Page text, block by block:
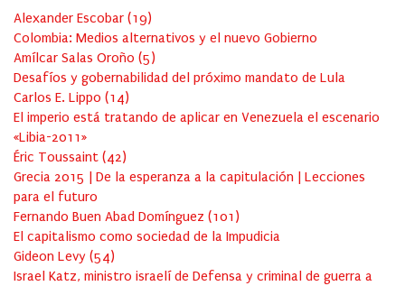
Alexander Escobar (19)
Colombia: Medios alternativos y el nuevo Gobierno
Amílcar Salas Oroño (5)
Desafíos y gobernabilidad del próximo mandato de Lula
Carlos E. Lippo (14)
El imperio está tratando de aplicar en Venezuela el escenario
«Libia-2011»
Éric Toussaint (42)
Grecia 2015 | De la esperanza a la capitulación | Lecciones
para el futuro
Fernando Buen Abad Domínguez (101 )
El capitalismo como sociedad de la Impudicia
Gideon Levy (54)
Israel Katz, ministro israelí de Defensa y criminal de guerra a